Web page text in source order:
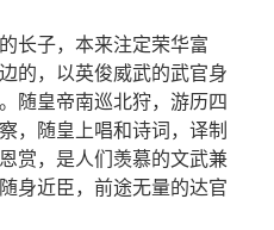
子，本来注定荣华富
的，以英俊威武的武官身
随皇帝南巡北狩，游历四
，随皇上唱和诗词，译制
赏，是人们羡慕的文武兼
身近臣，前途无量的达官